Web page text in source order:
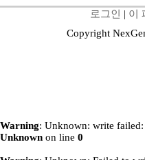
로그인 | 이
Copyright
Warning: Unknown: write
Unknown on line 0